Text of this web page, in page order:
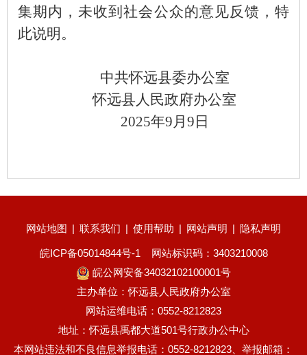
集期内，未收到社会公众的意见反馈，特
此说明。
中共怀远县委办公室
怀远县人民政府办公室
2025年9月9日
网站地图 | 联系我们 | 使用帮助 | 网站声明 | 隐私声明
皖ICP备05014844号-1
网站标识码：3403210008
皖公网安备34032102100001号
主办单位：怀远县人民政府办公室
网站运维电话：0552-8212823
地址：怀远县禹都大道501号行政办公中心
本网站违法和不良信息举报电话：0552-8212823、举报邮箱：